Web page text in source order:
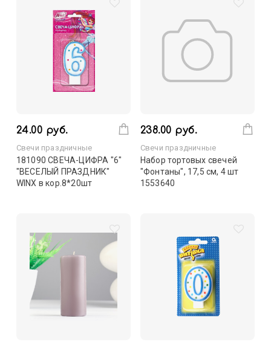
24.00 руб.
Свечи праздничные
181090 СВЕЧА-ЦИФРА "6"
"ВЕСЕЛЫЙ ПРАЗДНИК"
WINX в кор.8*20шт
238.00 руб.
Свечи праздничные
Набор тортовых свечей
"Фонтаны", 17,5 см, 4 шт
1553640